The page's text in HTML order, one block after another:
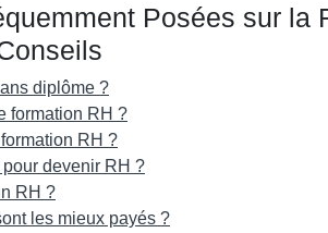
Posées sur la
diplôme ?
formation RH ?
RH ?
devenir RH ?
RH ?
les mieux payés ?